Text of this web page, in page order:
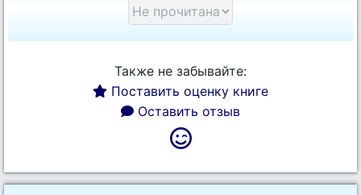
Также не забывайте:
Поставить оценку книге
Оставить отзыв